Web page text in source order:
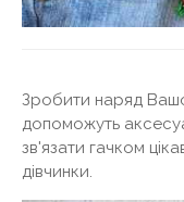
Зробити наряд
допоможуть
зв'язати гачком
дівчинки.